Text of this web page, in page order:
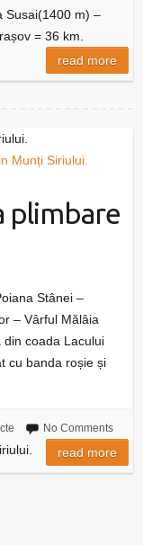
Susai(1400 m) –
= 36 km.
read more
plimbare
Stânei –
– Vârful Mălâia
coada Lacului
cu banda roșie și
No Comments
read more